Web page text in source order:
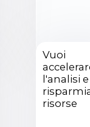
Vuoi
l'analisi e
risorse